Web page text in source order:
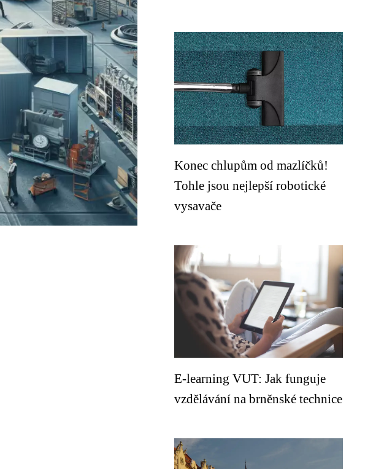
Konec chlupům od mazlíčků!
Tohle jsou nejlepší robotické
vysavače
E-learning VUT: Jak funguje
vzdělávání na brněnské technice